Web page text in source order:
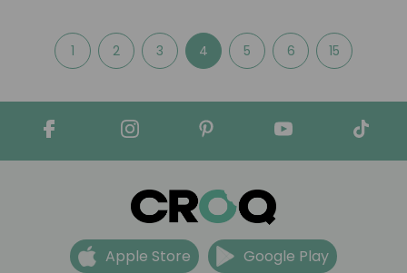
1 2 3 4 5 6 15
Apple Store Google Play